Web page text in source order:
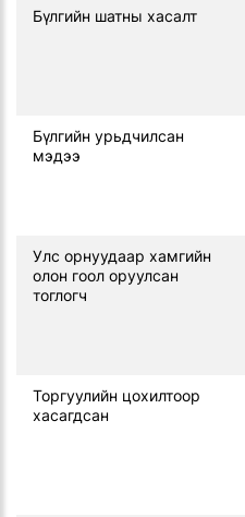
Бүлгийн шатны хасалт
Бүлгийн урьдчилсан
мэдээ
Улс орнуудаар хамгийн
олон гоол оруулсан
тоглогч
Торгуулийн цохилтоор
хасагдсан